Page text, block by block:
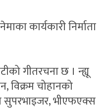
कार्यकारी निर्माता
गीतरचना छ । न्ह्यू
विक्रम चोहानको
सुपरभाइजर, भीएफएक्स